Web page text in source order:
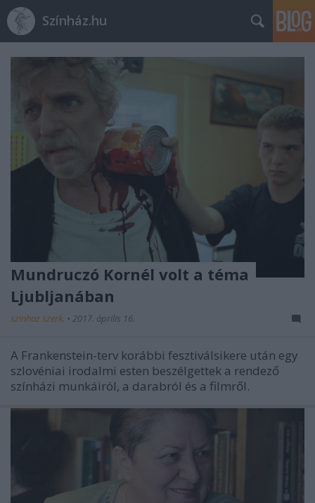
Színház.hu
Mundruczó Kornél volt a téma
Ljubljanában
szinhaz szerk. • 2017. április 16.
A Frankenstein-terv korábbi fesztiválsikere után egy
szlovéniai irodalmi esten beszélgettek a rendező
színházi munkáiról, a darabról és a filmről.